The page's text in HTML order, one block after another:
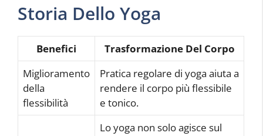
Storia Dello Yoga
Benefici
Trasformazione Del Corpo
Miglioramento
della
flessibilità
Pratica regolare di yoga aiuta a
rendere il corpo più flessibile
e tonico.
Lo yoga non solo agisce sul